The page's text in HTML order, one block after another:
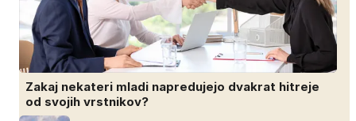
Zakaj nekateri mladi napredujejo dvakrat hitreje
od svojih vrstnikov?